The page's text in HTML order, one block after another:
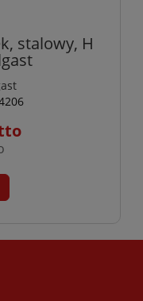
stalowy, H